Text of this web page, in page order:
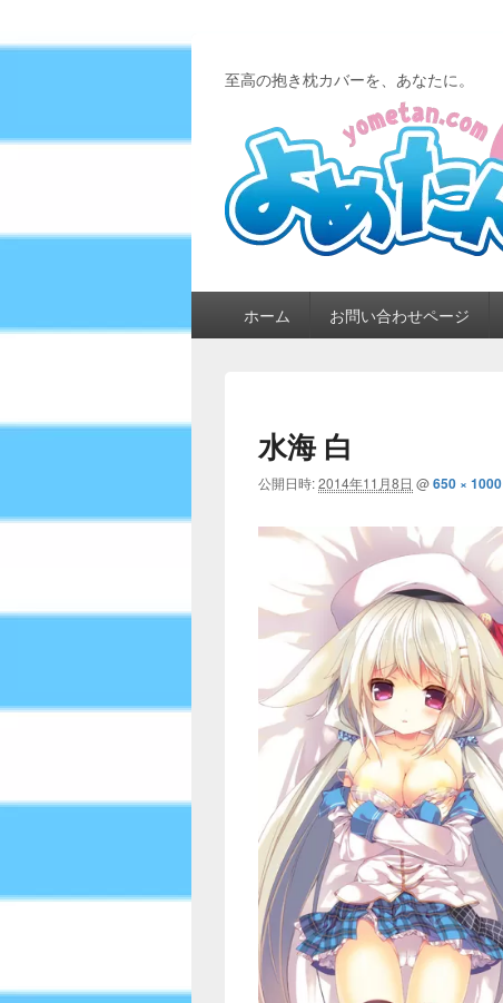
至高の抱き枕カバーを、あなたに。
イ
ュ
ホーム お問い合わせページ
水海 白
公開日時:2014年11月8日 @650 × 1000